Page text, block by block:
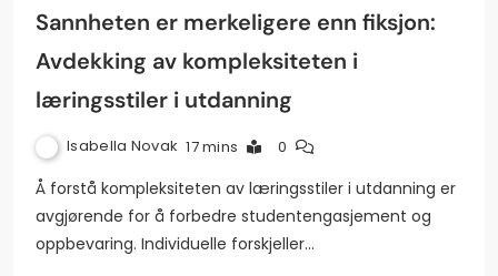
Sannheten er merkeligere enn fiksjon:
Avdekking av kompleksiteten i
læringsstiler i utdanning
Isabella Novak 17 mins 0
Å forstå kompleksiteten av læringsstiler i utdanning er
avgjørende for å forbedre studentengasjement og
oppbevaring. Individuelle forskjeller…